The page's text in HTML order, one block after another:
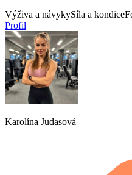
Výživa a návykySíla a kondice
Profil
Karolína Judasová